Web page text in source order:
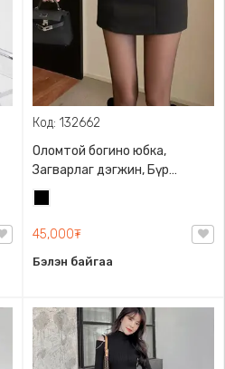
Код: 132662
Оломтой богино юбка,
Загварлаг дэгжин, Бүр
төрлийн хувцастай
хослуулан өмсөхөд
тохиромжтой
45,000₮
Бэлэн байгаа